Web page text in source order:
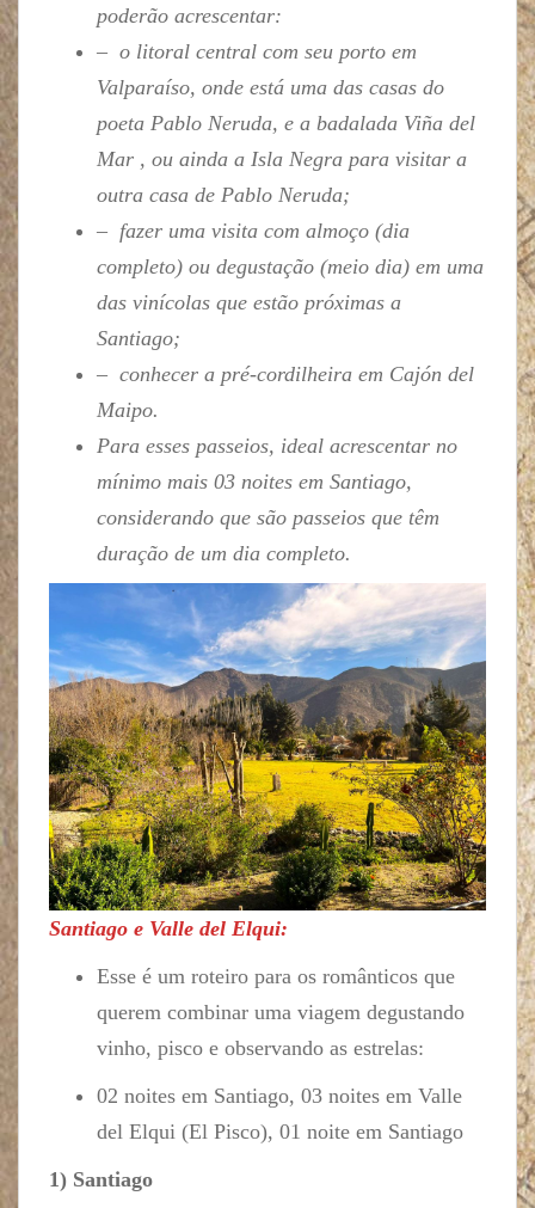
poderão acrescentar:
– o litoral central com seu porto em
Valparaíso, onde está uma das casas do
poeta Pablo Neruda, e a badalada Viña del
Mar , ou ainda a Isla Negra para visitar a
outra casa de Pablo Neruda;
– fazer uma visita com almoço (dia
completo) ou degustação (meio dia) em uma
das vinícolas que estão próximas a
Santiago;
– conhecer a pré-cordilheira em Cajón del
Maipo.
Para esses passeios, ideal acrescentar no
mínimo mais 03 noites em Santiago,
considerando que são passeios que têm
duração de um dia completo.
Santiago e Valle del Elqui:
Esse é um roteiro para os românticos que
querem combinar uma viagem degustando
vinho, pisco e observando as estrelas:
02 noites em Santiago, 03 noites em Valle
del Elqui (El Pisco), 01 noite em Santiago
1) Santiago